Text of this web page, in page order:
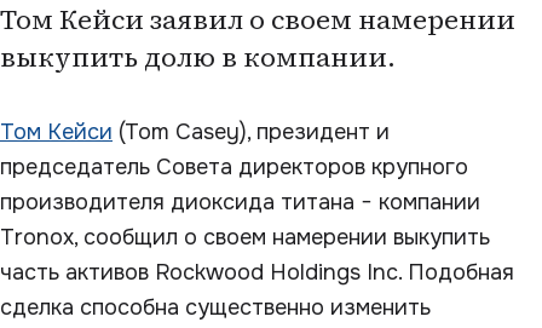
Том Кейси заявил о своем намерении
выкупить долю в компании.
Том Кейси (Tom Casey), президент и
председатель Совета директоров крупного
производителя диоксида титана − компании
Tronox, сообщил о своем намерении выкупить
часть активов Rockwood Holdings Inc. Подобная
сделка способна существенно изменить